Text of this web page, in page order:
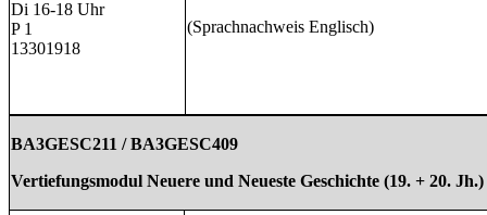
Di 16-18 Uhr
P 1
13301918
(Sprachnachweis Englisch)
BA3GESC211 / BA3GESC409
Vertiefungsmodul Neuere und Neueste Geschichte (19. + 20. Jh.)